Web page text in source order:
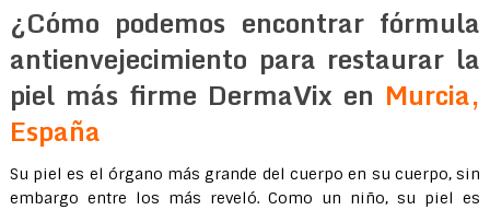
¿Cómo podemos encontrar fórmula
antienvejecimiento para restaurar la
piel más firme DermaVix en Murcia,
España
Su piel es el órgano más grande del cuerpo en su cuerpo, sin
embargo entre los más reveló. Como un niño, su piel es